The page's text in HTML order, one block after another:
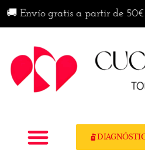
gratis a partir de 50€ en